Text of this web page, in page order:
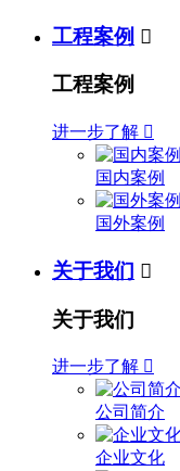
工程案例 
工程案例
进一步了解 
国内案例
国外案例
关于我们 
关于我们
进一步了解 
公司简介
企业文化